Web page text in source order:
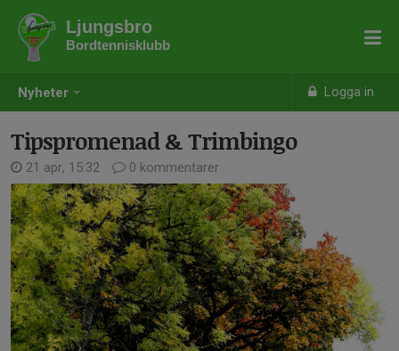
Nyheter Logga in
Ljungsbro
Bordtennisklubb
Tipspromenad & Trimbingo
21 apr, 15:32 0 kommentarer